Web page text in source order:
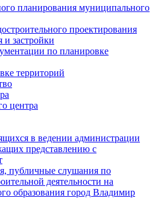
планирования муниципального
проектирования
и застройки
по планировке
территорий
центра
в ведении администрации
представлению с
публичные слушания по
деятельности на
образования город Владимир